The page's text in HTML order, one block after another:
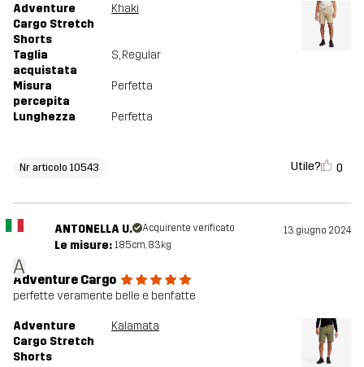
Adventure
Cargo Stretch
Shorts
Khaki
Taglia
acquistata
S, Regular
Misura
percepita
Perfetta
Lunghezza Perfetta
Nr articolo 10543 Utile? 0
A
ANTONELLA U. Acquirente verificato 13 giugno 2024
Le misure: 185cm, 83kg
Adventure Cargo
perfette veramente belle e benfatte
Adventure
Cargo Stretch
Shorts
Kalamata